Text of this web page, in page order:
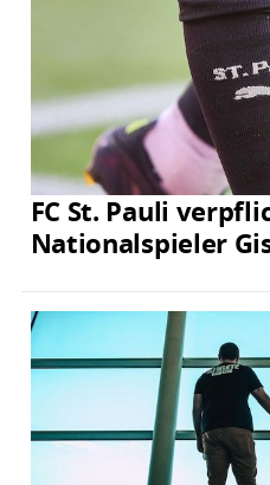
FC St. Pauli
Nationalspieler